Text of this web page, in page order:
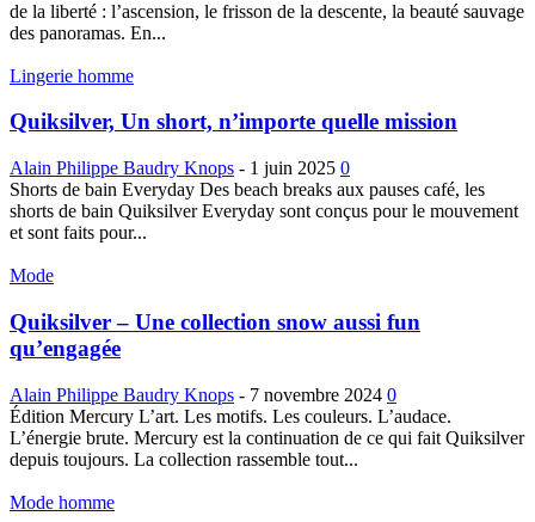
de la liberté : l’ascension, le frisson de la descente, la beauté sauvage
des panoramas. En...
Lingerie homme
Quiksilver, Un short, n’importe quelle mission
Alain Philippe Baudry Knops - 1 juin 2025 0
Shorts de bain Everyday Des beach breaks aux pauses café, les
shorts de bain Quiksilver Everyday sont conçus pour le mouvement
et sont faits pour...
Mode
Quiksilver – Une collection snow aussi fun
qu’engagée
Alain Philippe Baudry Knops - 7 novembre 2024 0
Édition Mercury L’art. Les motifs. Les couleurs. L’audace.
L’énergie brute. Mercury est la continuation de ce qui fait Quiksilver
depuis toujours. La collection rassemble tout...
Mode homme